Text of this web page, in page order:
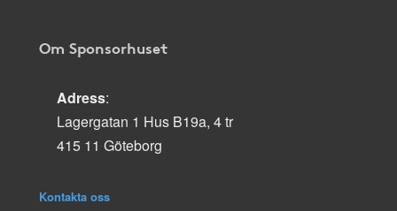
Om Sponsorhuset
Adress:
Lagergatan 1 Hus B19a, 4 tr
415 11 Göteborg
Kontakta oss